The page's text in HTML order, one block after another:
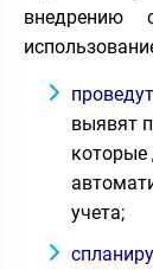
внедрению
выявят
которые
учета;